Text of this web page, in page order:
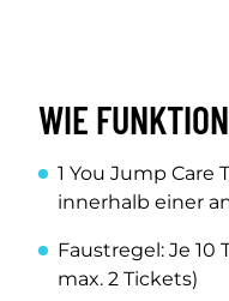
WIE
1 You Jump Care
innerhalb einer
Faustregel: Je 10
max. 2 Tickets)